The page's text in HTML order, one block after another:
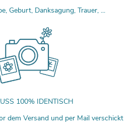
Geburt, Danksagung, Trauer, ...
100% IDENTISCH
dem Versand und per Mail verschickt